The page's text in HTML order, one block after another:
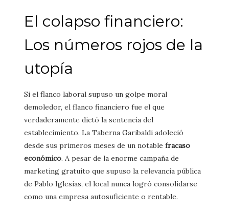
El colapso financiero:
Los números rojos de la
utopía
Si el flanco laboral supuso un golpe moral
demoledor, el flanco financiero fue el que
verdaderamente dictó la sentencia del
establecimiento. La Taberna Garibaldi adoleció
desde sus primeros meses de un notable fracaso
económico. A pesar de la enorme campaña de
marketing gratuito que supuso la relevancia pública
de Pablo Iglesias, el local nunca logró consolidarse
como una empresa autosuficiente o rentable.